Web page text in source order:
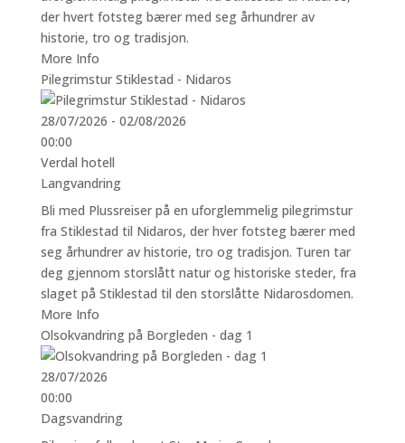
der hvert fotsteg bærer med seg århundrer av
historie, tro og tradisjon.
More Info
Pilegrimstur Stiklestad - Nidaros
28/07/2026 - 02/08/2026
00:00
Verdal hotell
Langvandring
Bli med Plussreiser på en uforglemmelig pilegrimstur
fra Stiklestad til Nidaros, der hver fotsteg bærer med
seg århundrer av historie, tro og tradisjon. Turen tar
deg gjennom storslått natur og historiske steder, fra
slaget på Stiklestad til den storslåtte Nidarosdomen.
More Info
Olsokvandring på Borgleden - dag 1
28/07/2026
00:00
Dagsvandring